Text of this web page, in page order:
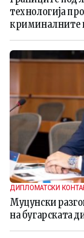
технологија
криминалните
ДИПЛОМАТСКИ
Муцунски
на бугарската